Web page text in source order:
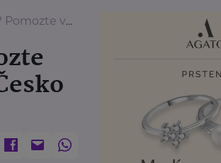
Ukliďme Česko 2025!